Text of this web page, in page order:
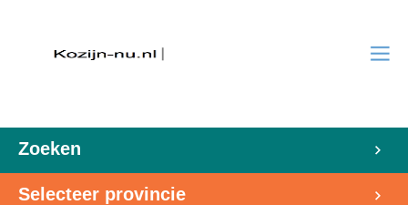
Zoeken
Selecteer provincie